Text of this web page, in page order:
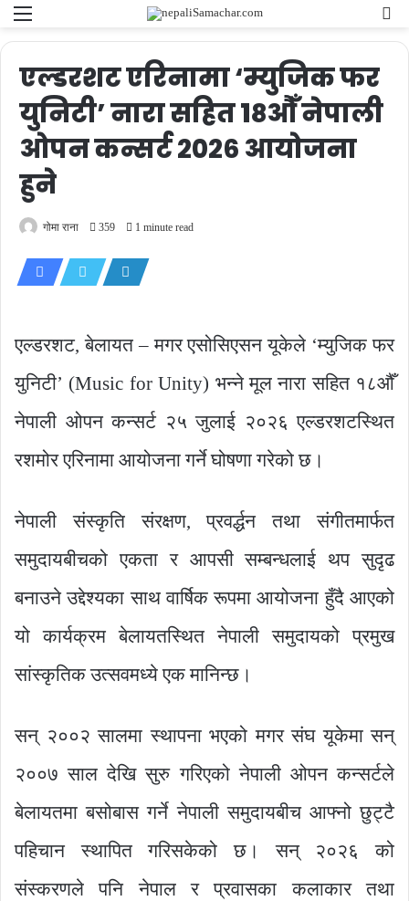
Menu
एल्डरशट एरिनामा ‘म्युजिक फर
युनिटी’ नारा सहित १८औँ नेपाली
ओपन कन्सर्ट २०२६ आयोजना
हुने
गोमा राना 359 1 minute read
एल्डरशट, बेलायत – मगर एसोसिएसन यूकेले ‘म्युजिक फर
युनिटी’ (Music for Unity) भन्ने मूल नारा सहित १८औँ
नेपाली ओपन कन्सर्ट २५ जुलाई २०२६ एल्डरशटस्थित
रशमोर एरिनामा आयोजना गर्ने घोषणा गरेको छ।
नेपाली संस्कृति संरक्षण, प्रवर्द्धन तथा संगीतमार्फत
समुदायबीचको एकता र आपसी सम्बन्धलाई थप सुदृढ
बनाउने उद्देश्यका साथ वार्षिक रूपमा आयोजना हुँदै आएको
यो कार्यक्रम बेलायतस्थित नेपाली समुदायको प्रमुख
सांस्कृतिक उत्सवमध्ये एक मानिन्छ।
सन् २००२ सालमा स्थापना भएको मगर संघ यूकेमा सन्
२००७ साल देखि सुरु गरिएको नेपाली ओपन कन्सर्टले
बेलायतमा बसोबास गर्ने नेपाली समुदायबीच आफ्नो छुट्टै
पहिचान स्थापित गरिसकेको छ। सन् २०२६ को
संस्करणले पनि नेपाल र प्रवासका कलाकार तथा